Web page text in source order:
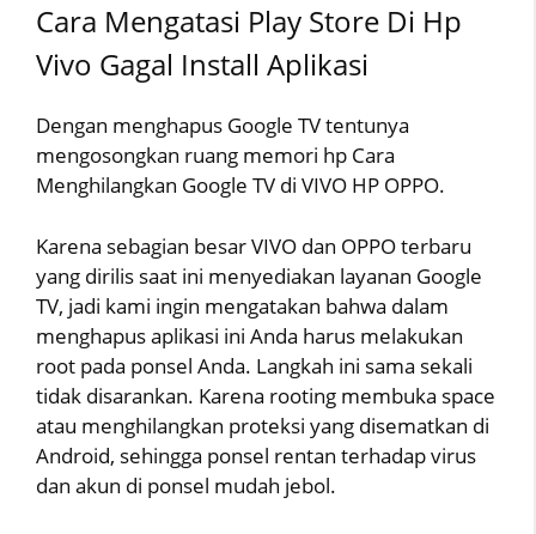
Cara Mengatasi Play Store Di Hp
Vivo Gagal Install Aplikasi
Dengan menghapus Google TV tentunya
mengosongkan ruang memori hp Cara
Menghilangkan Google TV di VIVO HP OPPO.
Karena sebagian besar VIVO dan OPPO terbaru
yang dirilis saat ini menyediakan layanan Google
TV, jadi kami ingin mengatakan bahwa dalam
menghapus aplikasi ini Anda harus melakukan
root pada ponsel Anda. Langkah ini sama sekali
tidak disarankan. Karena rooting membuka space
atau menghilangkan proteksi yang disematkan di
Android, sehingga ponsel rentan terhadap virus
dan akun di ponsel mudah jebol.